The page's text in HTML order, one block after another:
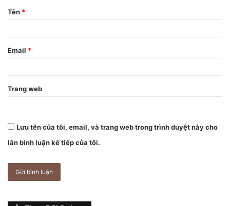
12 Pro Max, cụ thể như sau:
Tên *
Email *
Trang web
Lưu tên của tôi, email, và trang web trong trình duyệt này cho
lần bình luận kế tiếp của tôi.